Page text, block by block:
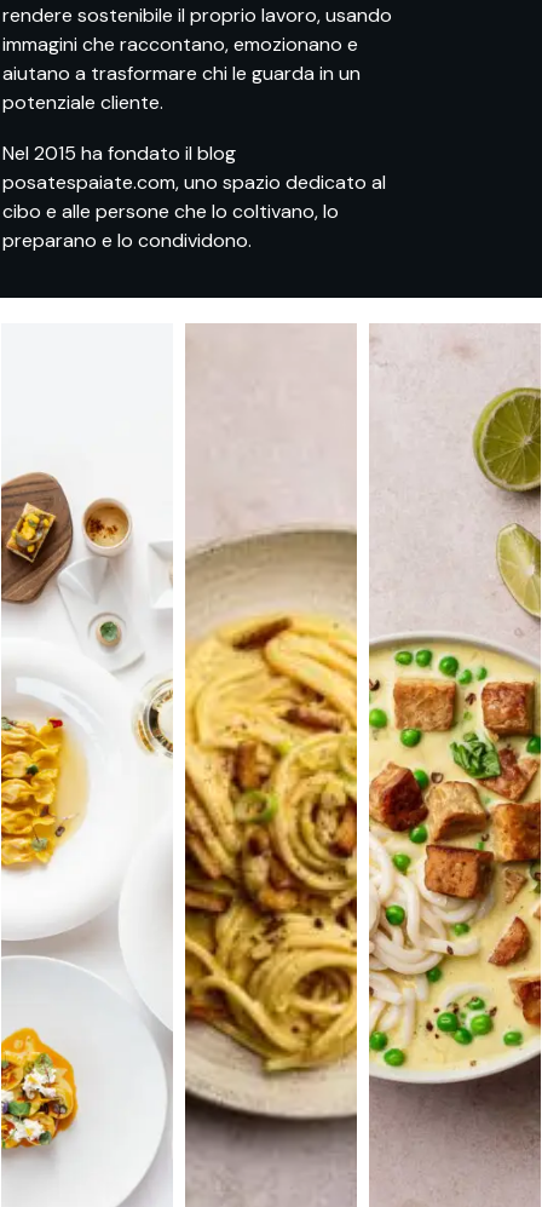
rendere sostenibile il proprio lavoro, usando
immagini che raccontano, emozionano e
aiutano a trasformare chi le guarda in un
potenziale cliente.
Nel 2015 ha fondato il blog
posatespaiate.com, uno spazio dedicato al
cibo e alle persone che lo coltivano, lo
preparano e lo condividono.